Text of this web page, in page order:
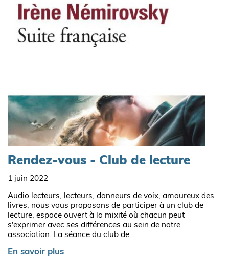
Rendez-vous - Club de lecture
1 juin 2022
Audio lecteurs, lecteurs, donneurs de voix, amoureux des
livres, nous vous proposons de participer à un club de
lecture, espace ouvert à la mixité où chacun peut
s'exprimer avec ses différences au sein de notre
association. La séance du club de…
En savoir plus